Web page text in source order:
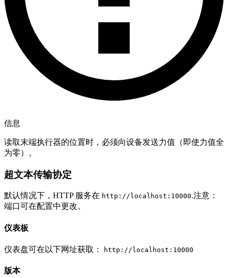
信息
读取末端执行器的位置时，必须向设备发送力值（即使力值全
为零）。
超文本传输协定
默认情况下，HTTP 服务在 http://localhost:10000.注意：
端口可在配置中更改。
仪表板
仪表盘可在以下网址获取： http://localhost:10000
版本